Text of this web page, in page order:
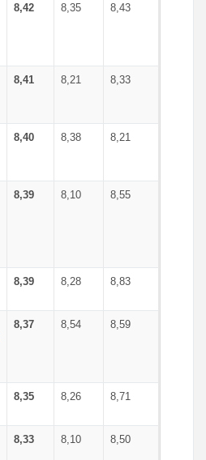
8,42 8,35 8,43
8,41 8,21 8,33
8,40 8,38 8,21
8,39 8,10 8,55
8,39 8,28 8,83
8,37 8,54 8,59
8,35 8,26 8,71
8,33 8,10 8,50